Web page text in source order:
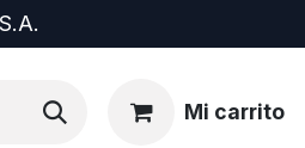
Mi carrito